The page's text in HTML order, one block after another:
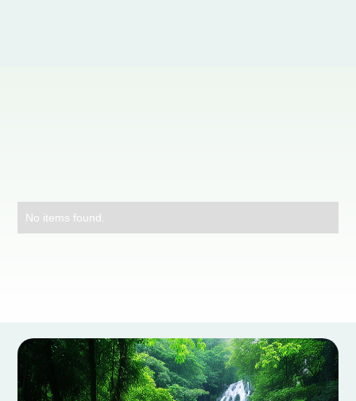
No items found.